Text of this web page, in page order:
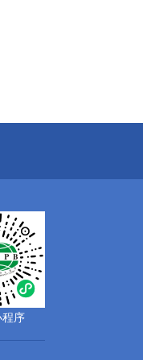
程序